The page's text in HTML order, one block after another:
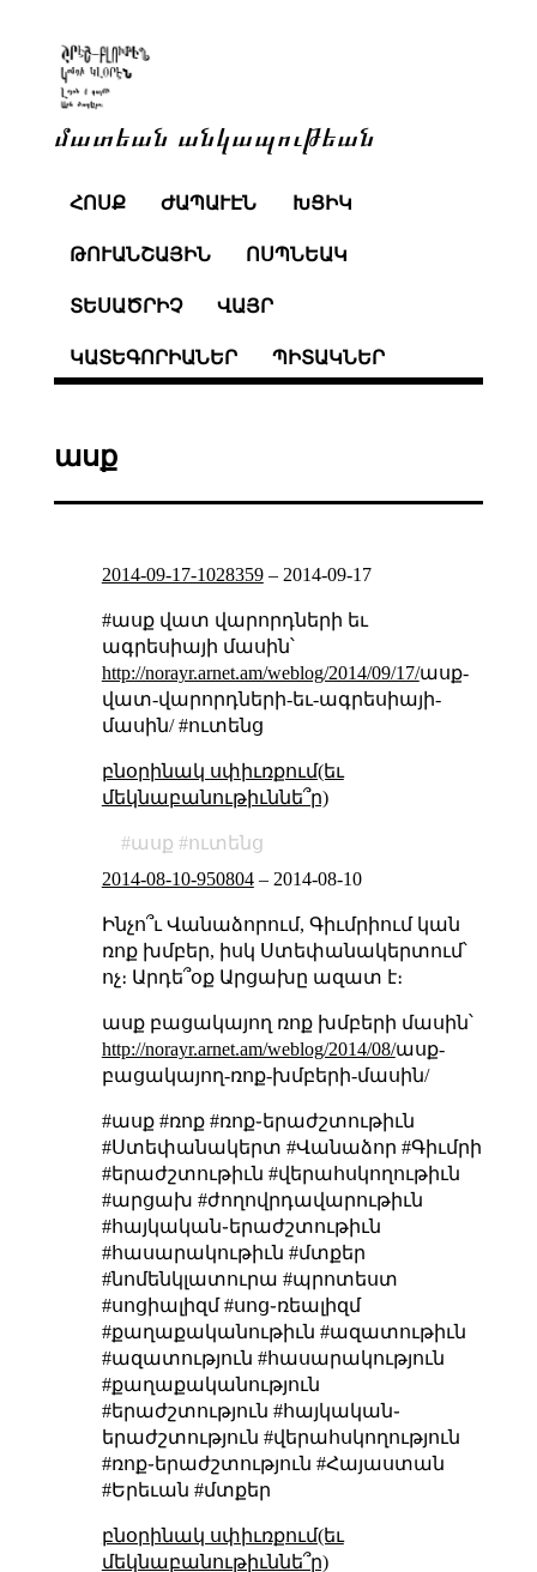
մատեան անկապութեան
ՀՈՍՔ ԺԱՊԱՒԷՆ ԽՑԻԿ
ԹՈՒԱՆՇԱՅԻՆ ՈՍՊՆԵԱԿ
ՏԵՍԱԾՐԻՉ ՎԱՅՐ
ԿԱՏԵԳՈՐԻԱՆԵՐ ՊԻՏԱԿՆԵՐ
ասք
2014-09-17-1028359– 2014-09-17
#ասք վատ վարորդների եւ
ագրեսիայի մասին՝
http://norayr.arnet.am/weblog/2014/09/17/ասք-
վատ-վարորդների-եւ-ագրեսիայի-
մասին/ #ուտենց
բնօրինակ սփիւռքում(եւ
մեկնաբանութիւննե՞ր)
ասք
ուտենց
2014-08-10-950804– 2014-08-10
Ինչո՞ւ Վանաձորում, Գիւմրիում կան
ռոք խմբեր, իսկ Ստեփանակերտում՝
ոչ։ Արդե՞օք Արցախը ազատ է։
ասք բացակայող ռոք խմբերի մասին՝
http://norayr.arnet.am/weblog/2014/08/ասք-
բացակայող-ռոք-խմբերի-մասին/
#ասք #ռոք #ռոք֊երաժշտութիւն
#Ստեփանակերտ #Վանաձոր #Գիւմրի
#երաժշտութիւն #վերահսկողութիւն
#արցախ #ժողովրդավարութիւն
#հայկական֊երաժշտութիւն
#հասարակութիւն #մտքեր
#նոմենկլատուրա #պրոտեստ
#սոցիալիզմ #սոց֊ռեալիզմ
#քաղաքականութիւն #ազատութիւն
#ազատություն #հասարակություն
#քաղաքականություն
#երաժշտություն #հայկական֊
երաժշտություն #վերահսկողություն
#ռոք֊երաժշտություն #Հայաստան
#Երեւան #մտքեր
բնօրինակ սփիւռքում(եւ
մեկնաբանութիւննե՞ր)